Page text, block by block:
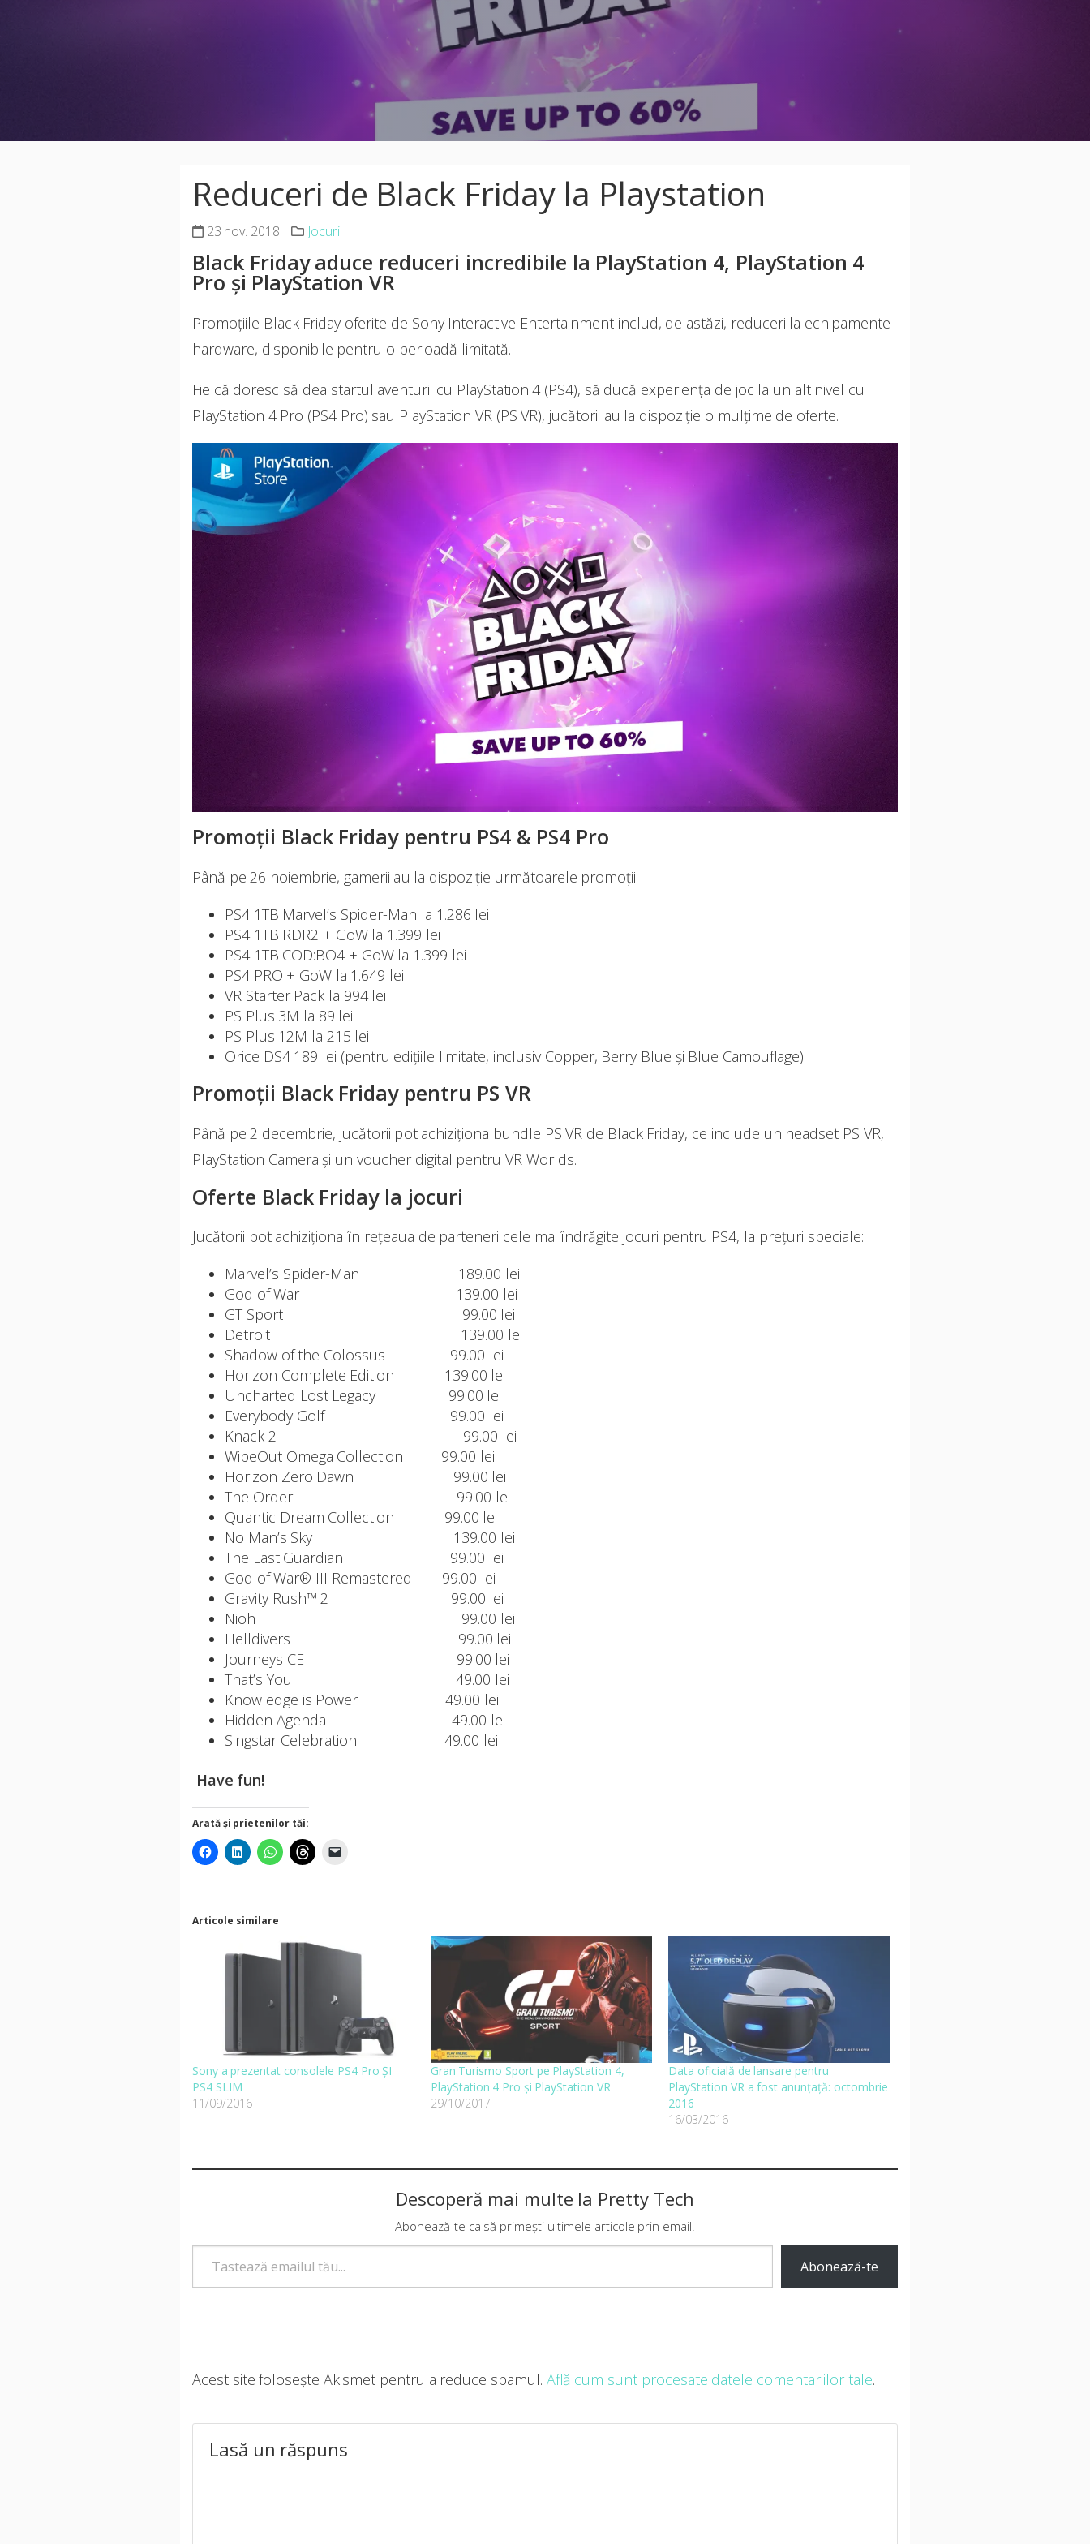
Reduceri de Black Friday la Playstation
23 nov. 2018 Jocuri
Black Friday aduce reduceri incredibile la PlayStation 4, PlayStation 4
Pro și PlayStation VR
Promoțiile Black Friday oferite de Sony Interactive Entertainment includ, de astăzi, reduceri la echipamente
hardware, disponibile pentru o perioadă limitată.
Fie că doresc să dea startul aventurii cu PlayStation 4 (PS4), să ducă experiența de joc la un alt nivel cu
PlayStation 4 Pro (PS4 Pro) sau PlayStation VR (PS VR), jucătorii au la dispoziție o mulțime de oferte.
Promoții Black Friday pentru PS4 & PS4 Pro
Până pe 26 noiembrie, gamerii au la dispoziție următoarele promoții:
PS4 1TB Marvel’s Spider-Man la 1.286 lei
PS4 1TB RDR2 + GoW la 1.399 lei
PS4 1TB COD:BO4 + GoW la 1.399 lei
PS4 PRO + GoW la 1.649 lei
VR Starter Pack la 994 lei
PS Plus 3M la 89 lei
PS Plus 12M la 215 lei
Orice DS4 189 lei (pentru edițiile limitate, inclusiv Copper, Berry Blue și Blue Camouflage)
Promoții Black Friday pentru PS VR
Până pe 2 decembrie, jucătorii pot achiziționa bundle PS VR de Black Friday, ce include un headset PS VR,
PlayStation Camera și un voucher digital pentru VR Worlds.
Oferte Black Friday la jocuri
Jucătorii pot achiziționa în rețeaua de parteneri cele mai îndrăgite jocuri pentru PS4, la prețuri speciale:
Marvel’s Spider-Man
189.00 lei
God of War
139.00 lei
GT Sport
99.00 lei
Detroit
139.00 lei
Shadow of the Colossus 99.00 lei
Horizon Complete Edition 139.00 lei
Uncharted Lost Legacy 99.00 lei
Everybody Golf 99.00 lei
Knack 2
99.00 lei
WipeOut Omega Collection 99.00 lei
Horizon Zero Dawn 99.00 lei
The Order
99.00 lei
Quantic Dream Collection 99.00 lei
No Man’s Sky
139.00 lei
The Last Guardian
99.00 lei
God of War® III Remastered 99.00 lei
Gravity Rush™ 2 99.00 lei
Nioh
99.00 lei
Helldivers
99.00 lei
Journeys CE
99.00 lei
That’s You
49.00 lei
Knowledge is Power 49.00 lei
Hidden Agenda
49.00 lei
Singstar Celebration
49.00 lei
Have fun!
Arată și prietenilor tăi:
Articole similare
Sony a prezentat consolele PS4 Pro ȘI
PS4 SLIM
11/09/2016
Gran Turismo Sport pe PlayStation 4,
PlayStation 4 Pro și PlayStation VR
29/10/2017
Data oficială de lansare pentru
PlayStation VR a fost anunțață: octombrie
2016
16/03/2016
Descoperă mai multe la Pretty Tech
Abonează-te ca să primești ultimele articole prin email.
Tastează emailul tău...
Abonează-te
Lasă un răspuns
Acest site folosește Akismet pentru a reduce spamul. Află cum sunt procesate datele comentariilor tale.